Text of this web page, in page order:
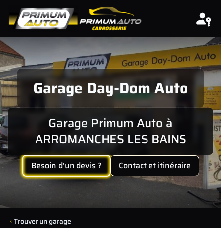
Aller au contenu
Garage Day-Dom Auto
Garage Primum Auto à
ARROMANCHES LES BAINS
Besoin d'un devis ? Contact et itinéraire
Trouver un garage